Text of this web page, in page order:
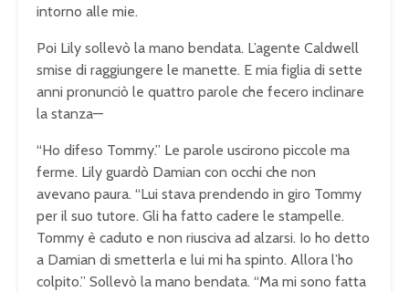
intorno alle mie.
Poi Lily sollevò la mano bendata. L’agente Caldwell
smise di raggiungere le manette. E mia figlia di sette
anni pronunciò le quattro parole che fecero inclinare
la stanza—
“Ho difeso Tommy.” Le parole uscirono piccole ma
ferme. Lily guardò Damian con occhi che non
avevano paura. “Lui stava prendendo in giro Tommy
per il suo tutore. Gli ha fatto cadere le stampelle.
Tommy è caduto e non riusciva ad alzarsi. Io ho detto
a Damian di smetterla e lui mi ha spinto. Allora l’ho
colpito.” Sollevò la mano bendata. “Ma mi sono fatta